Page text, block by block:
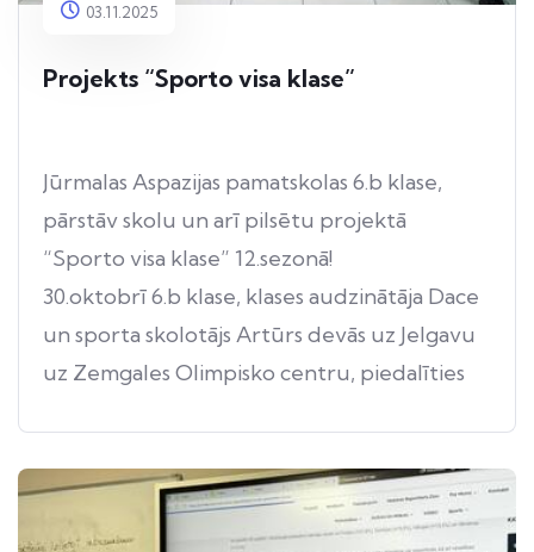
03.11.2025
Projekts “Sporto visa klase”
Jūrmalas Aspazijas pamatskolas 6.b klase,
pārstāv skolu un arī pilsētu projektā
“Sporto visa klase” 12.sezonā!
30.oktobrī 6.b klase, klases audzinātāja Dace
un sporta skolotājs Artūrs devās uz Jelgavu
uz Zemgales Olimpisko centru, piedalīties